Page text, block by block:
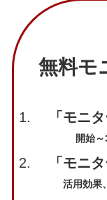
無料モ
「モニ
開始
「モニ
活用効果